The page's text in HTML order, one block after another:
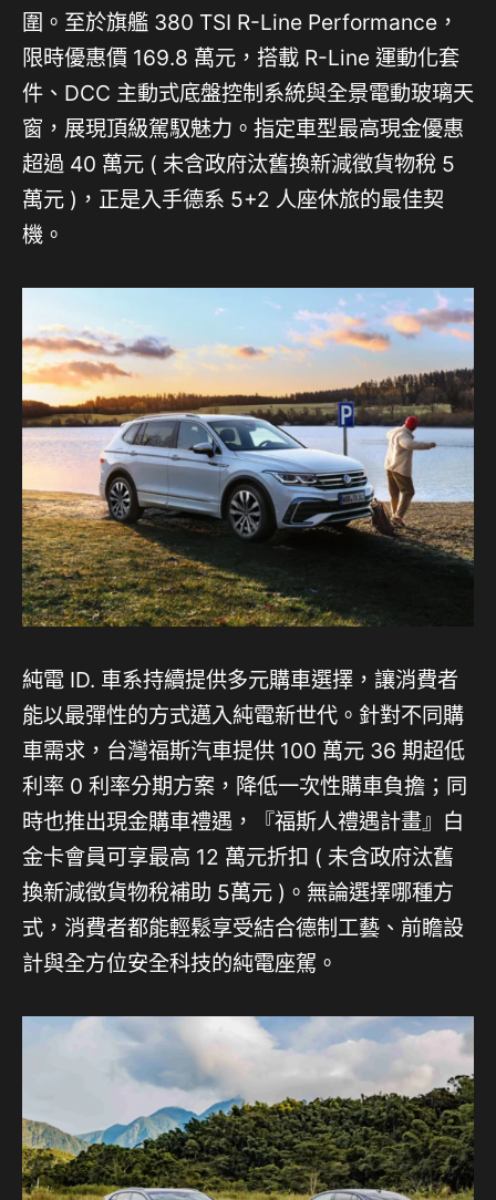
圍。至於旗艦 380 TSI R-Line Performance，
限時優惠價 169.8 萬元，搭載 R-Line 運動化套
件、DCC 主動式底盤控制系統與全景電動玻璃天
窗，展現頂級駕馭魅力。指定車型最高現金優惠
超過 40 萬元 ( 未含政府汰舊換新減徵貨物稅 5
萬元 )，正是入手德系 5+2 人座休旅的最佳契
機。
純電 ID. 車系持續提供多元購車選擇，讓消費者
能以最彈性的方式邁入純電新世代。針對不同購
車需求，台灣福斯汽車提供 100 萬元 36 期超低
利率 0 利率分期方案，降低一次性購車負擔；同
時也推出現金購車禮遇，『福斯人禮遇計畫』白
金卡會員可享最高 12 萬元折扣 ( 未含政府汰舊
換新減徵貨物稅補助 5萬元 )。無論選擇哪種方
式，消費者都能輕鬆享受結合德制工藝、前瞻設
計與全方位安全科技的純電座駕。